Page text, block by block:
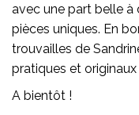
avec une part belle à
pièces uniques. En
trouvailles de
pratiques et originaux
A bientôt !